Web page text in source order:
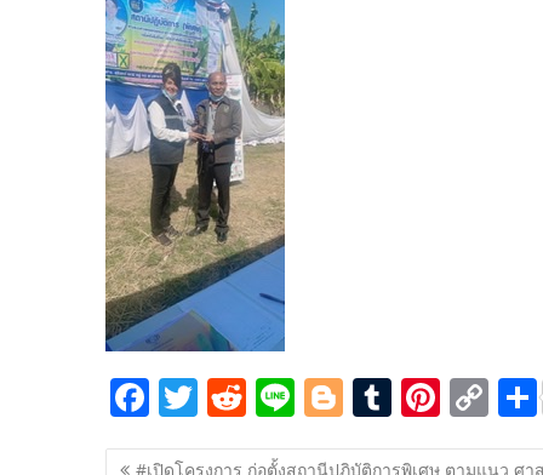
b
o
o
k
er di
t
F
ac
T
w
R
e
Li
n
Bl
o
T
u
Pi
nt
C
o
แนะแนว
#เปิดโครงการ ก่อตั้งสถานีปฏิบัติการพิเศษ ตามแนว ศา